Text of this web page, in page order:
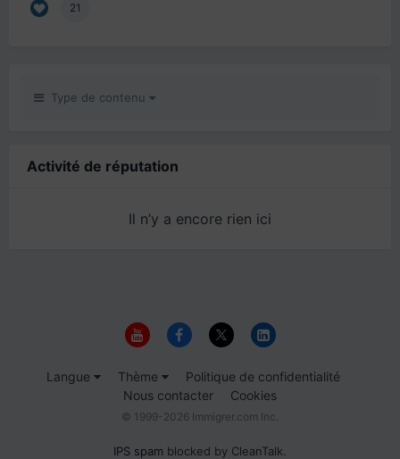
21
Type de contenu
Activité de réputation
Il n’y a encore rien ici
Langue Thème
Politique de confidentialité
Nous contacter
Cookies
© 1999-2026 Immigrer.com Inc.
IPS spam blocked by CleanTalk.